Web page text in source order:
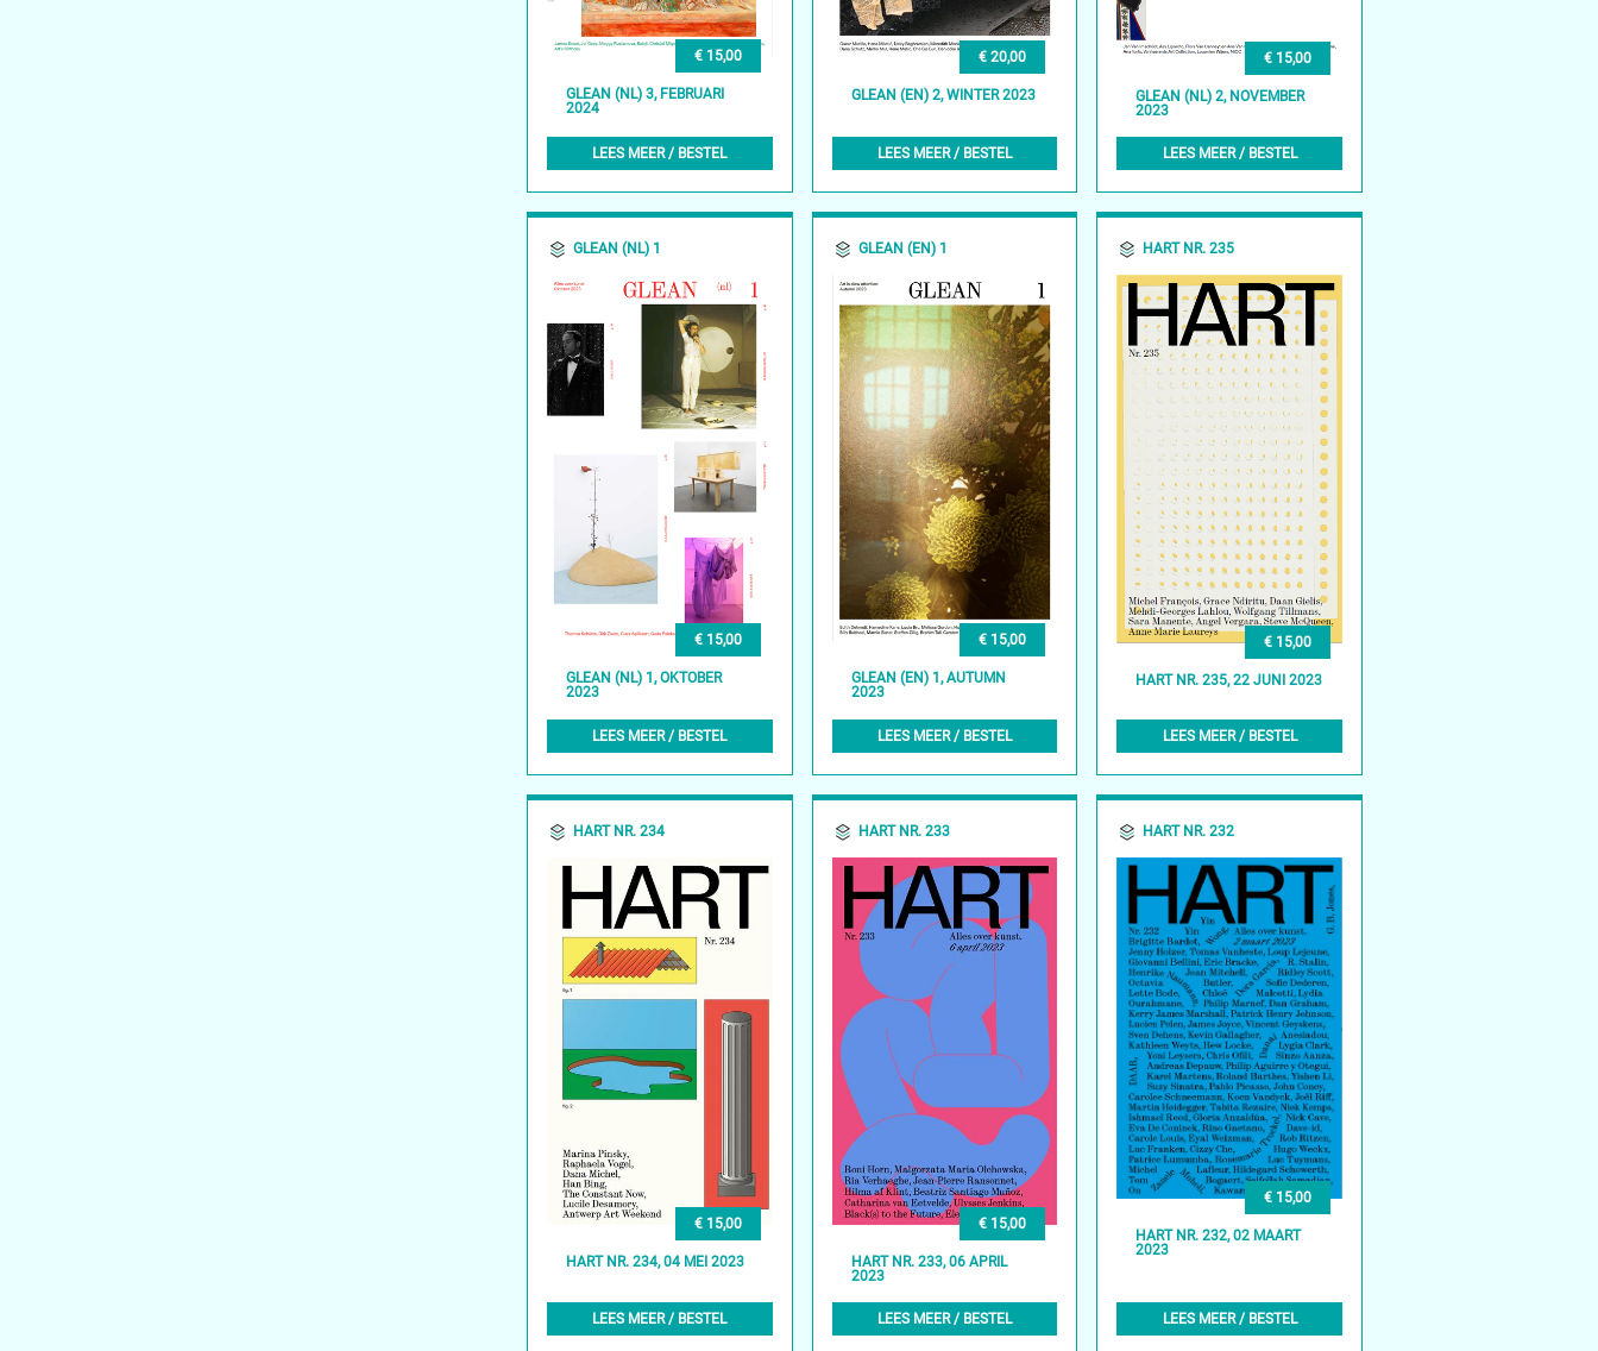
€ 15,00
GLEAN (NL) 3, FEBRUARI
2024
LEES MEER / BESTEL
€ 20,00
GLEAN (EN) 2, WINTER 2023
LEES MEER / BESTEL
€ 15,00
GLEAN (NL) 2, NOVEMBER
2023
LEES MEER / BESTEL
GLEAN (NL) 1
€ 15,00
GLEAN (NL) 1, OKTOBER
2023
LEES MEER / BESTEL
GLEAN (EN) 1
€ 15,00
GLEAN (EN) 1, AUTUMN
2023
LEES MEER / BESTEL
HART NR. 235
€ 15,00
HART NR. 235, 22 JUNI 2023
LEES MEER / BESTEL
HART NR. 234
€ 15,00
HART NR. 234, 04 MEI 2023
LEES MEER / BESTEL
HART NR. 233
€ 15,00
HART NR. 233, 06 APRIL
2023
LEES MEER / BESTEL
HART NR. 232
€ 15,00
HART NR. 232, 02 MAART
2023
LEES MEER / BESTEL